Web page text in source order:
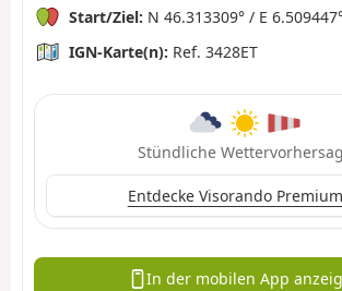
Start/Ziel: N 46.313309° / E
IGN-Karte(n): Ref. 3428ET
Stündliche
Entdecke Visorando Premium
In der mobilen App